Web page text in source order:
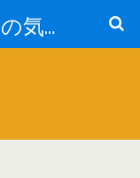
速報！ラモーン朝倉の気になるトレンド！